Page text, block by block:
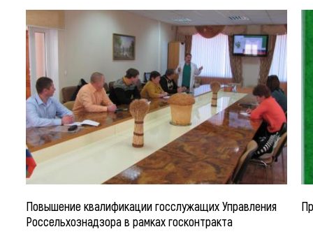
Повышение квалификации госслужащих Управления
Россельхознадзора в рамках госконтракта